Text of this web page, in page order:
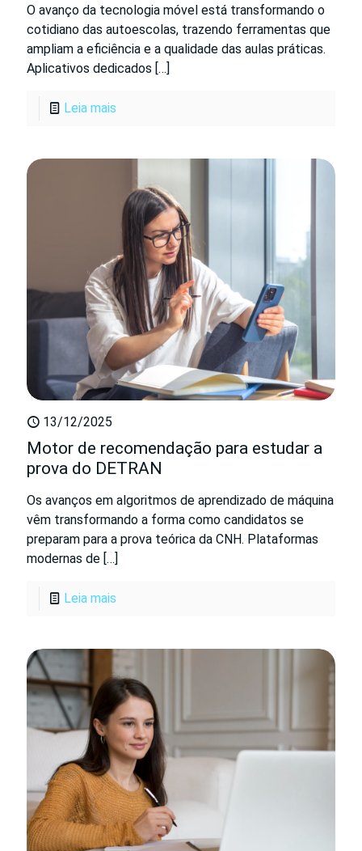
O avanço da tecnologia móvel está transformando o
cotidiano das autoescolas, trazendo ferramentas que
ampliam a eficiência e a qualidade das aulas práticas.
Aplicativos dedicados […]
Leia mais
13/12/2025
Motor de recomendação para estudar a
prova do DETRAN
Os avanços em algoritmos de aprendizado de máquina
vêm transformando a forma como candidatos se
preparam para a prova teórica da CNH. Plataformas
modernas de […]
Leia mais